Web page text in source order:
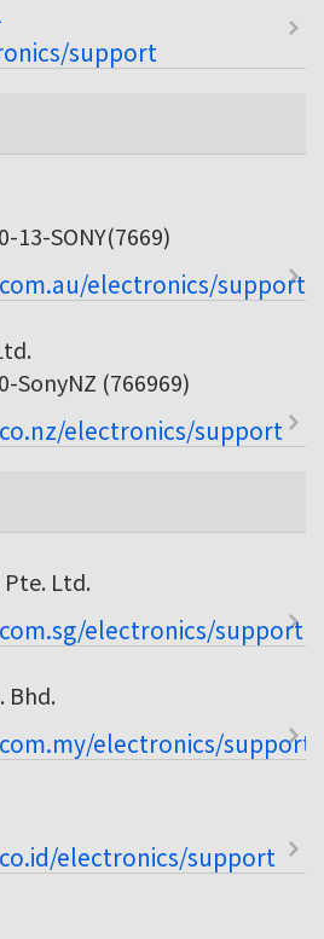
support
13-SONY(7669)
electronics/support
SonyNZ (766969)
electronics/support
Ltd.
electronics/support
Bhd.
electronics/support
electronics/support